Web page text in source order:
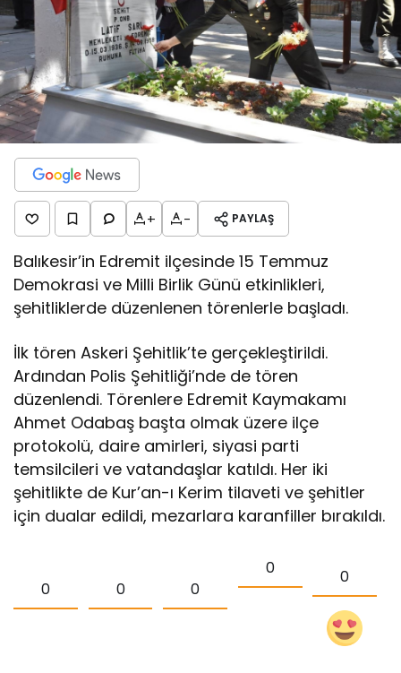
+ - PAYLAŞ
Balıkesir’in Edremit ilçesinde 15 Temmuz
Demokrasi ve Milli Birlik Günü etkinlikleri,
şehitliklerde düzenlenen törenlerle başladı.
İlk tören Askeri Şehitlik’te gerçekleştirildi.
Ardından Polis Şehitliği’nde de tören
düzenlendi. Törenlere Edremit Kaymakamı
Ahmet Odabaş başta olmak üzere ilçe
protokolü, daire amirleri, siyasi parti
temsilcileri ve vatandaşlar katıldı. Her iki
şehitlikte de Kur’an-ı Kerim tilaveti ve şehitler
için dualar edildi, mezarlara karanfiller bırakıldı.
0 0 0
0 0